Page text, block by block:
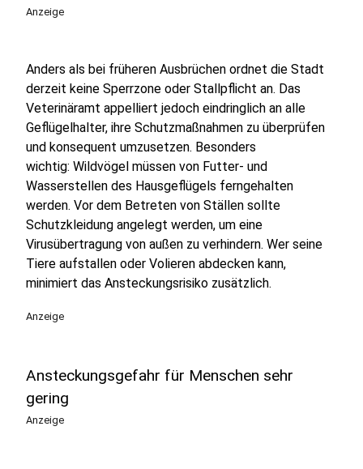
Anzeige
Anders als bei früheren Ausbrüchen ordnet die Stadt
derzeit keine Sperrzone oder Stallpflicht an. Das
Veterinäramt appelliert jedoch eindringlich an alle
Geflügelhalter, ihre Schutzmaßnahmen zu überprüfen
und konsequent umzusetzen. Besonders
wichtig: Wildvögel müssen von Futter- und
Wasserstellen des Hausgeflügels ferngehalten
werden. Vor dem Betreten von Ställen sollte
Schutzkleidung angelegt werden, um eine
Virusübertragung von außen zu verhindern. Wer seine
Tiere aufstallen oder Volieren abdecken kann,
minimiert das Ansteckungsrisiko zusätzlich.
Anzeige
Ansteckungsgefahr für Menschen sehr
gering
Anzeige